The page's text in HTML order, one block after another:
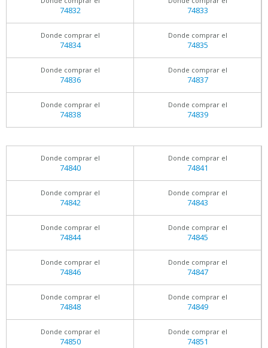
74832 74833
Donde comprar el
74834
Donde comprar el
74835
Donde comprar el
74836
Donde comprar el
74837
Donde comprar el
74838
Donde comprar el
74839
Donde comprar el
74840
Donde comprar el
74841
Donde comprar el
74842
Donde comprar el
74843
Donde comprar el
74844
Donde comprar el
74845
Donde comprar el
74846
Donde comprar el
74847
Donde comprar el
74848
Donde comprar el
74849
Donde comprar el
74850
Donde comprar el
74851